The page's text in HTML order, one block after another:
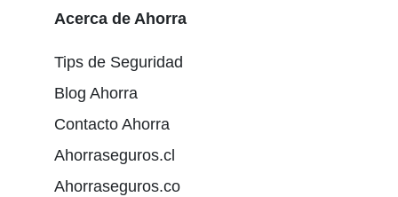
Acerca de Ahorra
Tips de Seguridad
Blog Ahorra
Contacto Ahorra
Ahorraseguros.cl
Ahorraseguros.co